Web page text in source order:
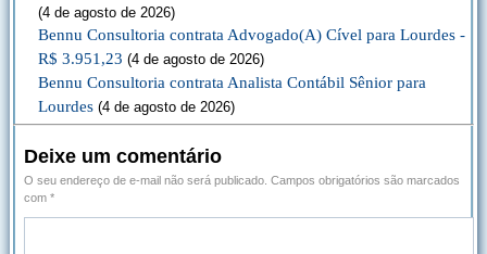
(4 de agosto de 2026)
Bennu Consultoria contrata Advogado(A) Cível para Lourdes -
R$ 3.951,23 (4 de agosto de 2026)
Bennu Consultoria contrata Analista Contábil Sênior para
Lourdes (4 de agosto de 2026)
Deixe um comentário
O seu endereço de e-mail não será publicado. Campos obrigatórios são marcados
com *